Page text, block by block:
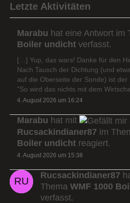
Letzte Aktivitäten
Marabu hat eine Antwort im
Boiler undicht verfasst.
[…] Yup, das wars! Danke für den
Nach Tausch der Dichtung (und
auf die Oberseite der Sonde) ist
"So wird das nichts mit dem
4. August 2026 um 16:24
Marabu hat mit
Rucsackindianer87 im
Boiler undicht reagiert.
4. August 2026 um 15:38
Rucsackindianer87
Thema WMF 1000
verfasst.